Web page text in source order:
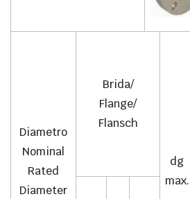
Diametro
Nominal
Rated
Diameter
Brida/
Flange/
Flansch
dg
max.